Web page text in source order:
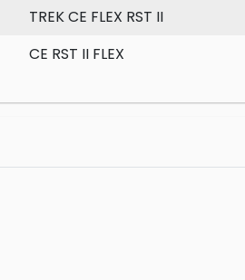
TREK CE FLEX RST II
CE RST II FLEX